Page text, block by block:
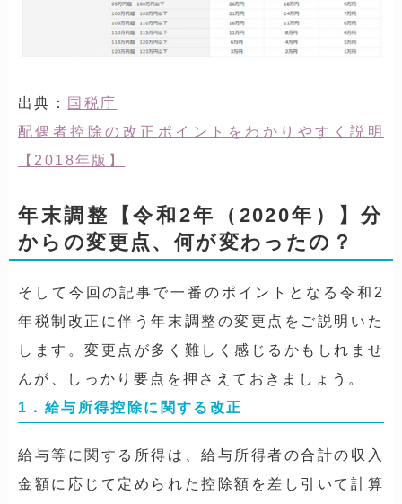
出典：
国税庁
配偶者控除の改正ポイントをわかりやすく説明
【2018年版】
年末調整【令和2年（2020年）】分
からの変更点、何が変わったの？
そして今回の記事で一番のポイントとなる令和2
年税制改正に伴う年末調整の変更点をご説明いた
します。変更点が多く難しく感じるかもしれませ
んが、しっかり要点を押さえておきましょう。
1．給与所得控除に関する改正
給与等に関する所得は、給与所得者の合計の収入
金額に応じて定められた控除額を差し引いて計算